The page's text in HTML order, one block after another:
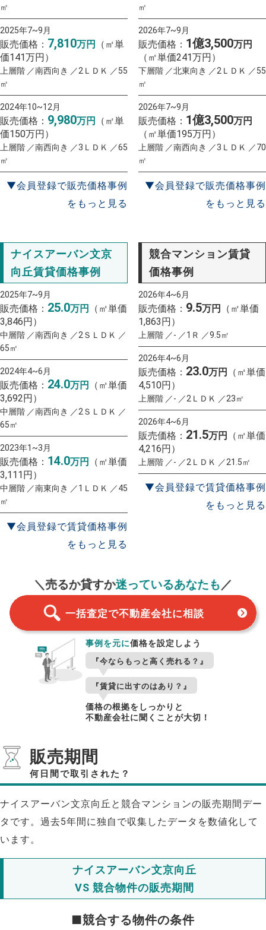
㎡
2025年7~9月
販売価格： 7,810万円
（㎡単
価141万円）
上層階 ／南西向き ／2ＬＤＫ ／55
㎡
2024年10~12月
販売価格： 9,980万円
（㎡単
価150万円）
上層階 ／南西向き ／3ＬＤＫ ／65
㎡
▼会員登録で販売価格事例
をもっと見る
㎡
2026年7~9月
販売価格： 1億3,500万円
（㎡単価241万円）
下層階 ／北東向き ／2ＬＤＫ ／55
㎡
2026年7~9月
販売価格： 1億3,500万円
（㎡単価195万円）
上層階 ／南西向き ／3ＬＤＫ ／70
㎡
▼会員登録で販売価格事例
をもっと見る
ナイスアーバン文京
向丘賃貸価格事例
2025年7~9月
販売価格： 25.0万円
（㎡単価
3,846円）
中層階 ／南西向き ／2ＳＬＤＫ ／
65㎡
2024年4~6月
販売価格： 24.0万円
（㎡単価
3,692円）
中層階 ／南西向き ／2ＳＬＤＫ ／
65㎡
2023年1~3月
販売価格： 14.0万円
（㎡単価
3,111円）
中層階 ／南東向き ／1ＬＤＫ ／45
㎡
▼会員登録で賃貸価格事例
をもっと見る
競合マンション賃貸
価格事例
2026年4~6月
販売価格： 9.5万円
（㎡単価
1,863円）
上層階 ／- ／1Ｒ ／9.5㎡
2026年4~6月
販売価格： 23.0万円
（㎡単価
4,510円）
上層階 ／- ／2ＬＤＫ ／23㎡
2026年4~6月
販売価格： 21.5万円
（㎡単価
4,216円）
上層階 ／- ／2ＬＤＫ ／21.5㎡
▼会員登録で賃貸価格事例
をもっと見る
＼売るか貸すか迷っているあなたも／
一括査定で不動産会社に相談
事例を元に価格を設定しよう
『今ならもっと高く売れる？』
『賃貸に出すのはあり？』
価格の根拠をしっかりと
不動産会社に聞くことが大切！
販売期間
何日間で取引された？
ナイスアーバン文京向丘と競合マンションの販売期間デー
タです。過去5年間に独自で収集したデータを数値化して
います。
ナイスアーバン文京向丘
VS 競合物件の販売期間
■競合する物件の条件